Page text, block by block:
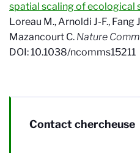
spatial scaling of ecological
Loreau M., Arnoldi J-F., Fang
Mazancourt C. Nature
DOI: 10.1038/ncomms15211
Contact chercheuse